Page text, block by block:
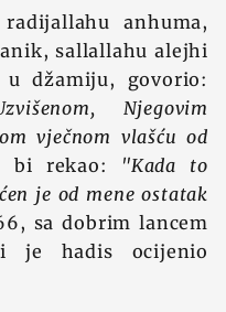
anhuma,
sallallahu alejhi
džamiju, govorio:
Njegovim
vječnom vlašću od
bi rekao:
"Kada to
je od mene ostatak
sa dobrim lancem
je hadis ocijenio